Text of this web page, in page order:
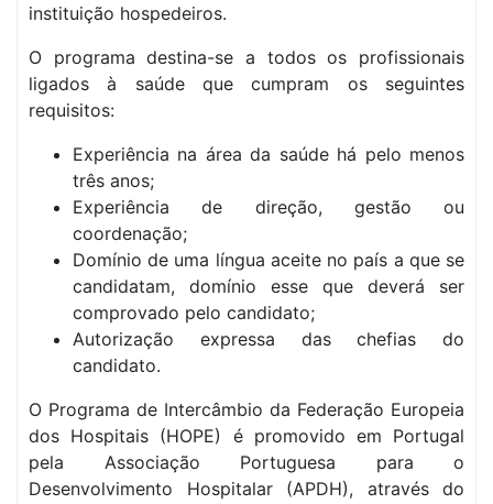
instituição hospedeiros.
O programa destina-se a todos os profissionais
ligados à saúde que cumpram os seguintes
requisitos:
Experiência na área da saúde há pelo menos
três anos;
Experiência de direção, gestão ou
coordenação;
Domínio de uma língua aceite no país a que se
candidatam, domínio esse que deverá ser
comprovado pelo candidato;
Autorização expressa das chefias do
candidato.
O Programa de Intercâmbio da Federação Europeia
dos Hospitais (HOPE) é promovido em Portugal
pela Associação Portuguesa para o
Desenvolvimento Hospitalar (APDH), através do